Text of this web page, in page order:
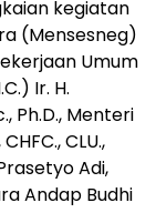
kegiatan
(Mensesneg)
Umum
Ir. H.
Ph.D., Menteri
CLU.,
Adi,
Andap Budhi